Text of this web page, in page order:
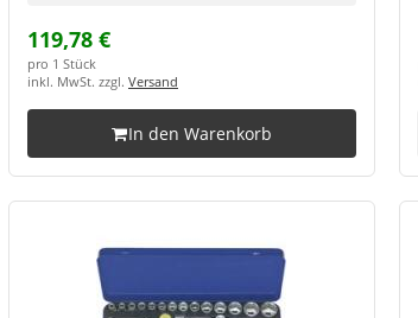
119,78 €
pro 1 Stück
inkl. MwSt. zzgl. Versand
In den Warenkorb